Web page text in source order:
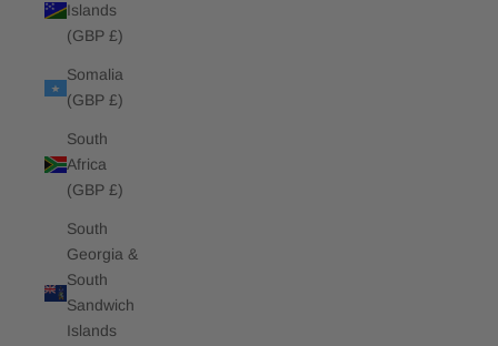
Islands
(GBP £)
Somalia
(GBP £)
South
Africa
(GBP £)
South
Georgia &
South
Sandwich
Islands